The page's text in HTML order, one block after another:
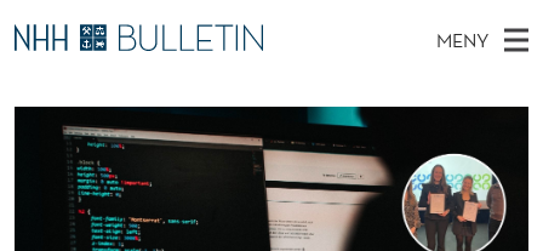
F
K
MENY
O
Ø
Stipendiater og nye forskerprofiler
Disputaser
Ekspertutvalg